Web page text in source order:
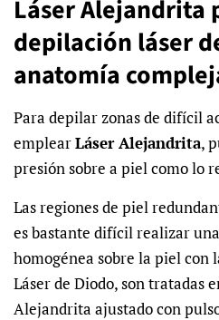
Láser Alejandrita
depilación láser
anatomía
Para depilar zonas de difícil
emplearLáser Alejandrita,
presión sobre a piel como lo
Las regiones de piel
es bastante difícil realizar
homogénea sobre la piel con
Láser de Diodo, son tratadas
Alejandrita ajustado con